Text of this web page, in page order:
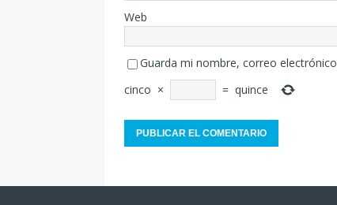
Web
Guarda mi nombre, correo
cinco × = quince